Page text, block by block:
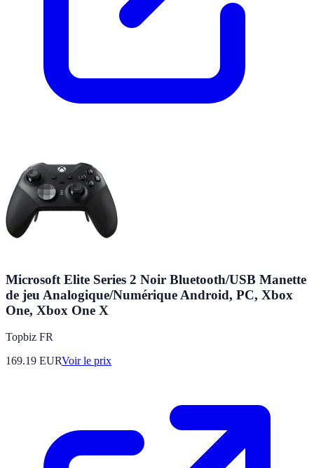
Microsoft Elite Series 2 Noir Bluetooth/USB Manette
de jeu Analogique/Numérique Android, PC, Xbox
One, Xbox One X
Topbiz FR
169.19 EURVoir le prix